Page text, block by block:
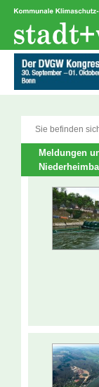
Zum
springen
Sie befinden
Meldungen